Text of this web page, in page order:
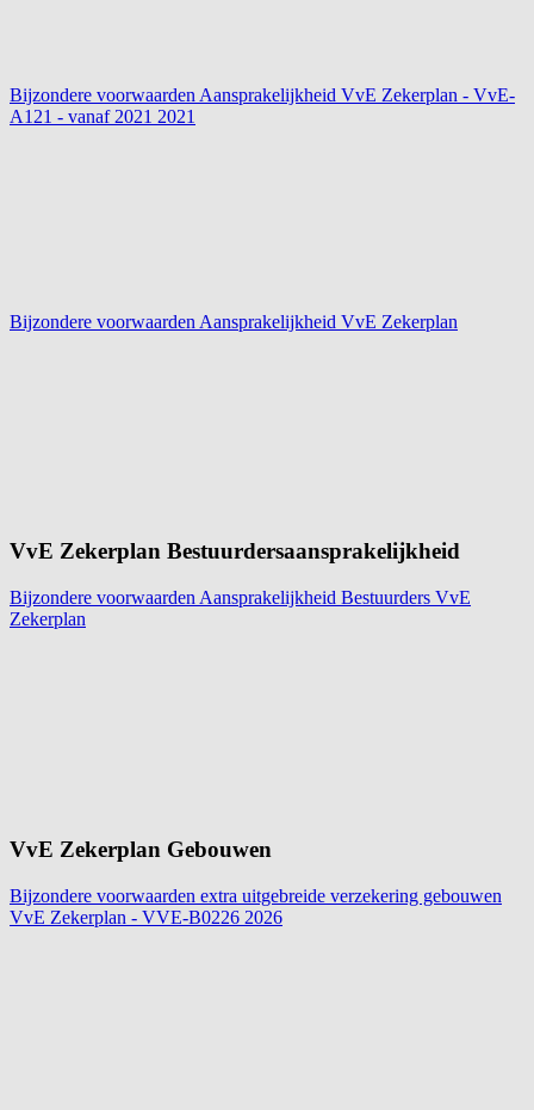
Bijzondere voorwaarden Aansprakelijkheid VvE Zekerplan - VvE-
A121 - vanaf 2021 2021
Bijzondere voorwaarden Aansprakelijkheid VvE Zekerplan
VvE Zekerplan Bestuurdersaansprakelijkheid
Bijzondere voorwaarden Aansprakelijkheid Bestuurders VvE
Zekerplan
VvE Zekerplan Gebouwen
Bijzondere voorwaarden extra uitgebreide verzekering gebouwen
VvE Zekerplan - VVE-B0226 2026